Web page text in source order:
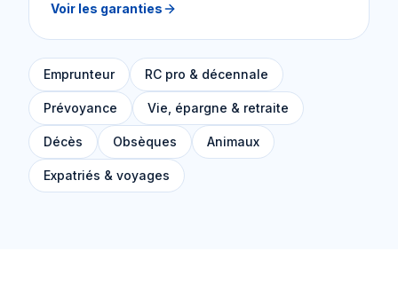
Voir les garanties
Emprunteur RC pro & décennale
Prévoyance Vie, épargne & retraite
Décès Obsèques Animaux
Expatriés & voyages